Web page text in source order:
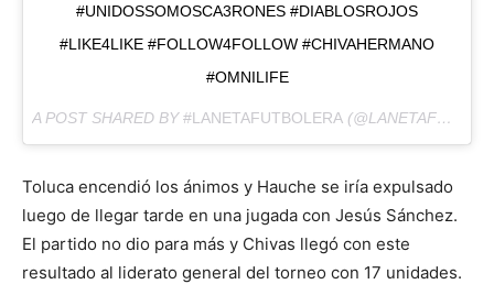
#UNIDOSSOMOSCA3RONES #DIABLOSROJOS
#LIKE4LIKE #FOLLOW4FOLLOW #CHIVAHERMANO
#OMNILIFE
A POST SHARED BY#LANETAFUTBOLERA (@LANETAFUTBOLERA) ON
Toluca encendió los ánimos y Hauche se iría expulsado
luego de llegar tarde en una jugada con Jesús Sánchez.
El partido no dio para más y Chivas llegó con este
resultado al liderato general del torneo con 17 unidades.